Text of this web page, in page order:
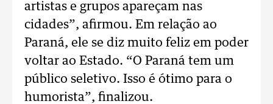
artistas e grupos apareçam nas
cidades”, afirmou. Em relação ao
Paraná, ele se diz muito feliz em poder
voltar ao Estado. “O Paraná tem um
público seletivo. Isso é ótimo para o
humorista”, finalizou.